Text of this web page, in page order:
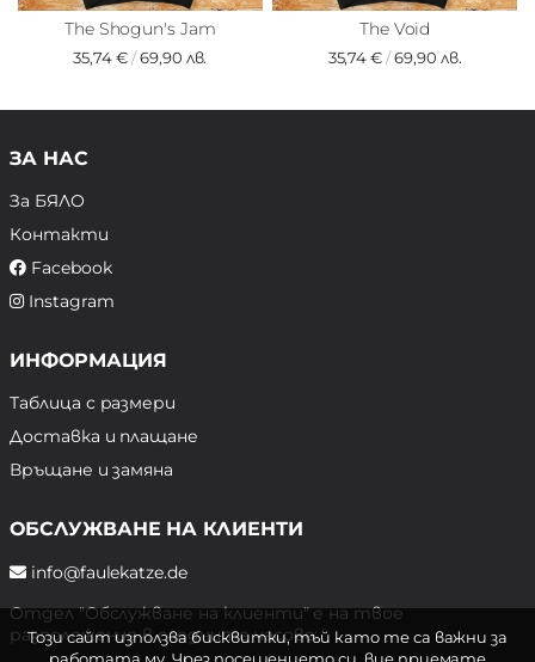
The Shogun's Jam
35,74 €/69,90 лв.
The Void
35,74 €/69,90 лв.
ЗА НАС
За БЯЛО
Контакти
Facebook
Instagram
ИНФОРМАЦИЯ
Таблица с размери
Доставка и плащане
Връщане и замяна
ОБСЛУЖВАНЕ НА КЛИЕНТИ
info@faulekatze.de
Отдел "Обслужване на клиенти" е на твое
разположение в следните часове:
Този сайт използва бисквитки, тъй като те са важни за